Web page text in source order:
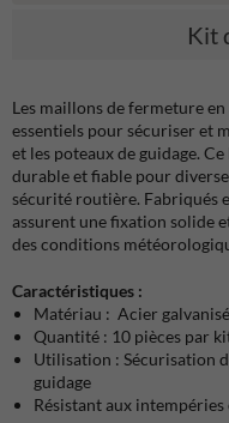
Kit
Les maillons de fermeture
essentiels pour sécuriser et
et les poteaux de guidage.
durable et fiable pour
sécurité routière. Fabriqués
assurent une fixation solide
des conditions
Caractéristiques :
Matériau : Acier galvanisé
Quantité : 10 pièces par
Utilisation : Sécurisation
guidage
Résistant aux